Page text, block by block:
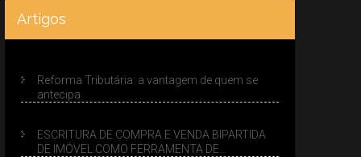
Artigos
Reforma Tributária: a vantagem de quem se
antecipa
ESCRITURA DE COMPRA E VENDA BIPARTIDA
DE IMÓVEL COMO FERRAMENTA DE